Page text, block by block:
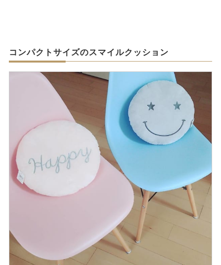
コンパクトサイズのスマイルクッション